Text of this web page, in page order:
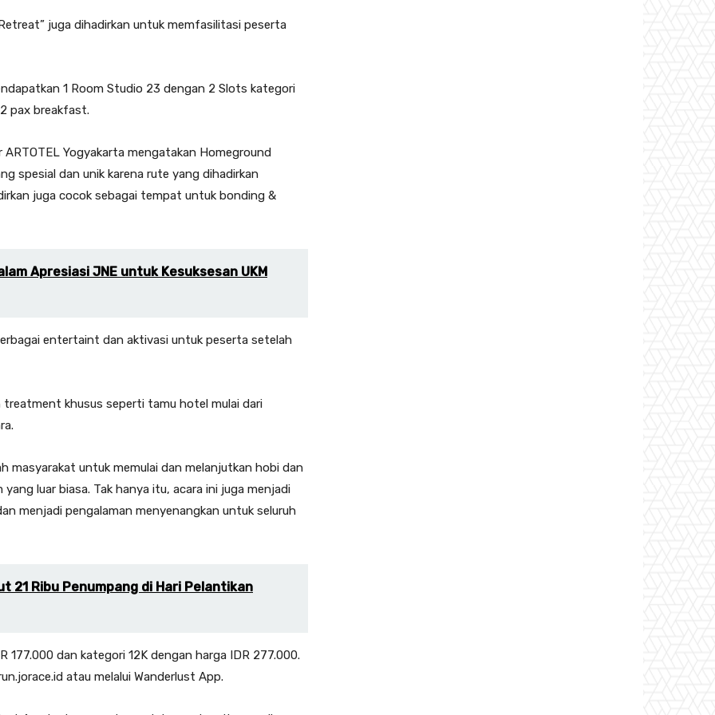
juga dihadirkan untuk memfasilitasi peserta
1 Room Studio 23 dengan 2 Slots kategori
pax breakfast.
ARTOTEL Yogyakarta mengatakan Homeground
spesial dan unik karena rute yang dihadirkan
juga cocok sebagai tempat untuk bonding &
Apresiasi JNE untuk Kesuksesan UKM
entertaint dan aktivasi untuk peserta setelah
khusus seperti tamu hotel mulai dari
masyarakat untuk memulai dan melanjutkan hobi dan
luar biasa. Tak hanya itu, acara ini juga menjadi
menjadi pengalaman menyenangkan untuk seluruh
21 Ribu Penumpang di Hari Pelantikan
dan kategori 12K dengan harga IDR 277.000.
atau melalui Wanderlust App.